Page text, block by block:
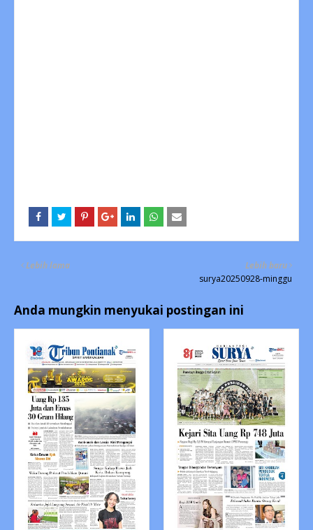
Lebih baru
surya20250928-minggu
Lebih lama
Anda mungkin menyukai postingan ini